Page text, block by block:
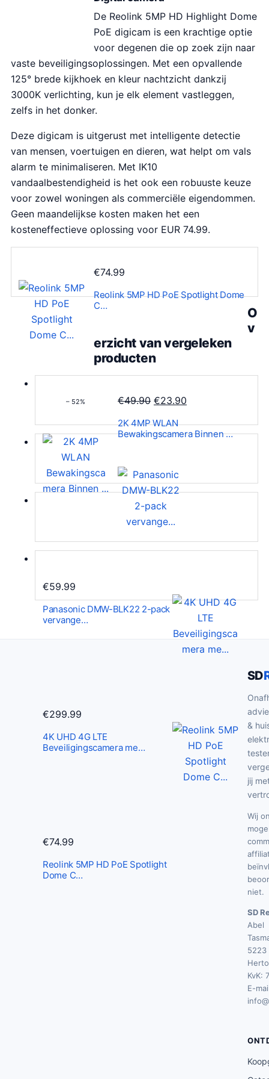
De Reolink 5MP HD Highlight Dome
PoE digicam is een krachtige optie
voor degenen die op zoek zijn naar
vaste beveiligingsoplossingen. Met een opvallende
125° brede kijkhoek en kleur nachtzicht dankzij
3000K verlichting, kun je elk element vastleggen,
zelfs in het donker.
Deze digicam is uitgerust met intelligente detectie
van mensen, voertuigen en dieren, wat helpt om vals
alarm te minimaliseren. Met IK10
vandaalbestendigheid is het ook een robuuste keuze
voor zowel woningen als commerciële eigendommen.
Geen maandelijkse kosten maken het een
kosteneffectieve oplossing voor EUR 74.99.
€74.99
Reolink 5MP HD PoE Spotlight Dome
C…
O
v
erzicht van vergeleken
producten
– 52% €49.90 O
r
r
o
n
k
e
k
.
€23.90
i
e
i
s
€
2
.
2K 4MP WLAN
Bewakingscamera Binnen …
€59.99
Panasonic DMW-BLK22 2-pack
vervange…
€299.99
4K UHD 4G LTE
Beveiligingscamera me…
€74.99
Reolink 5MP HD PoE Spotlight
Dome C…
SD
&
jij
Wij
niet.
SD
Abel
5223
KvK:
E-